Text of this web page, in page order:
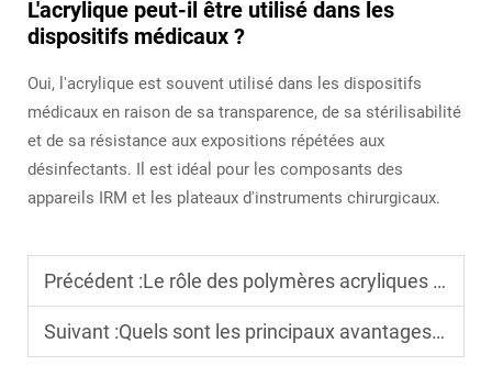
L'acrylique peut-il être utilisé dans les
dispositifs médicaux ?
Oui, l'acrylique est souvent utilisé dans les dispositifs
médicaux en raison de sa transparence, de sa stérilisabilité
et de sa résistance aux expositions répétées aux
désinfectants. Il est idéal pour les composants des
appareils IRM et les plateaux d'instruments chirurgicaux.
Précédent :Le rôle des polymères acryliques en chimie verte
Suivant :Quels sont les principaux avantages de performance des adhésifs sensibles à la pression à base d'acrylique aqueux dans les applications d'emballage ?